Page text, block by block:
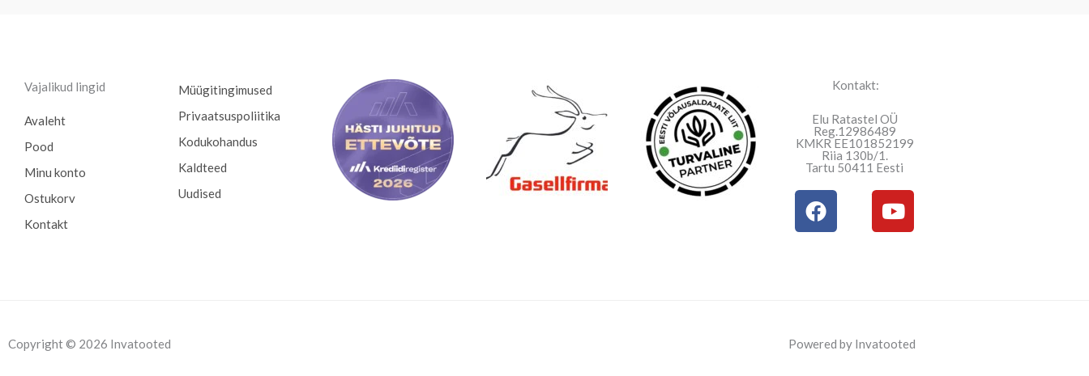
Vajalikud lingid
Avaleht
Pood
Minu konto
Ostukorv
Kontakt
Müügitingimused
Privaatsuspoliitika
Kodukohandus
Kaldteed
Uudised
Kontakt:
Elu Ratastel OÜ
Reg.12986489
KMKR EE101852199
Riia 130b/1.
Tartu 50411 Eesti
F
a
k
Y
o
Copyright © 2026 Invatooted Powered by Invatooted